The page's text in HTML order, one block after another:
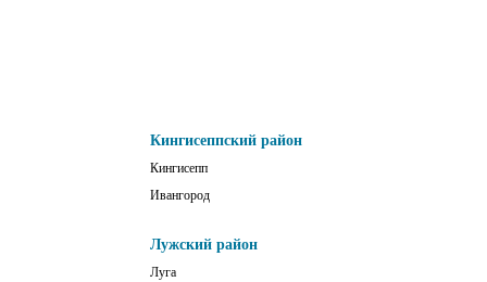
Кингисеппский район
Кингисепп
Ивангород
Лужский район
Луга